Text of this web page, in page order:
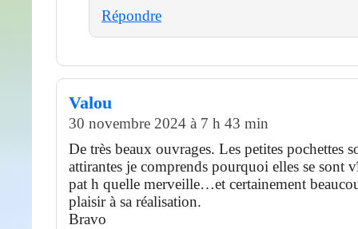
Répondre
Valou
30 novembre 2024 à 7 h 43 min
De très beaux ouvrages. Les petites pochettes
attirantes je comprends pourquoi elles se sont
pat h quelle merveille…et certainement
plaisir à sa réalisation.
Bravo